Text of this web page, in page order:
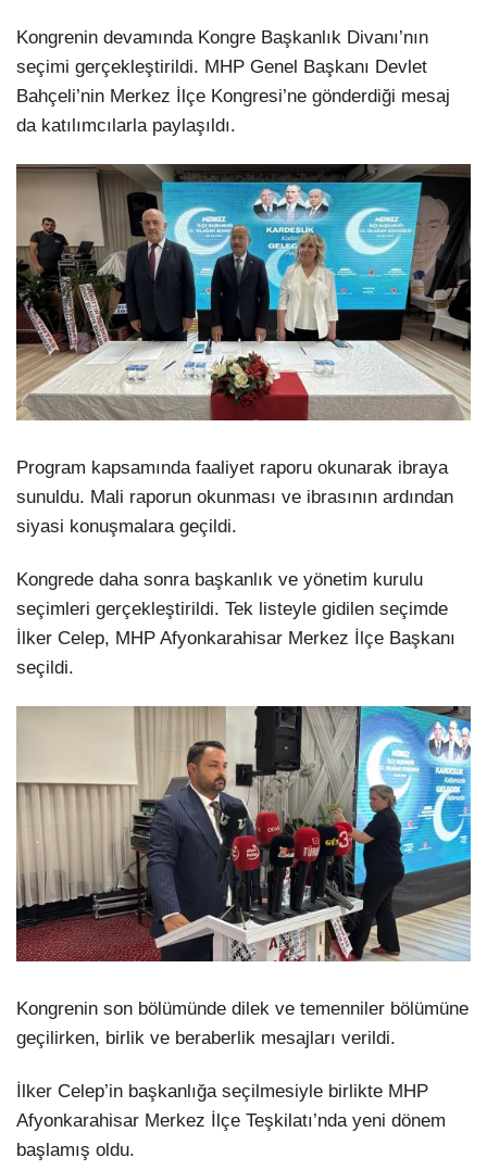
Kongrenin devamında Kongre Başkanlık Divanı’nın
seçimi gerçekleştirildi. MHP Genel Başkanı Devlet
Bahçeli’nin Merkez İlçe Kongresi’ne gönderdiği mesaj
da katılımcılarla paylaşıldı.
Program kapsamında faaliyet raporu okunarak ibraya
sunuldu. Mali raporun okunması ve ibrasının ardından
siyasi konuşmalara geçildi.
Kongrede daha sonra başkanlık ve yönetim kurulu
seçimleri gerçekleştirildi. Tek listeyle gidilen seçimde
İlker Celep, MHP Afyonkarahisar Merkez İlçe Başkanı
seçildi.
Kongrenin son bölümünde dilek ve temenniler bölümüne
geçilirken, birlik ve beraberlik mesajları verildi.
İlker Celep’in başkanlığa seçilmesiyle birlikte MHP
Afyonkarahisar Merkez İlçe Teşkilatı’nda yeni dönem
başlamış oldu.